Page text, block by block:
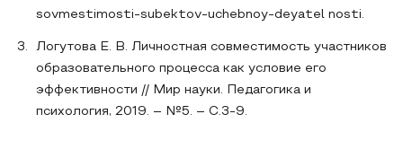
sovmestimosti-subektov-uchebnoy-deyatel nosti.
Логутова Е. В. Личностная совместимость участников
образовательного процесса как условие его
эффективности // Мир науки. Педагогика и
психология, 2019. – №5. – С.3-9.